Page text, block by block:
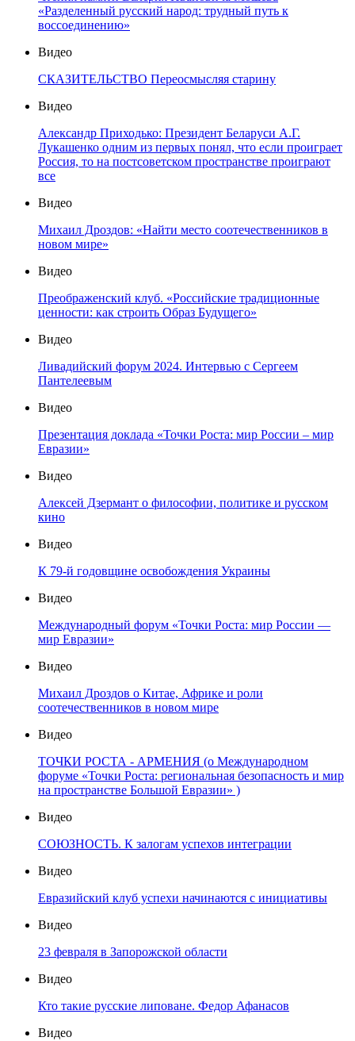
«Разделенный русский народ: трудный путь к
воссоединению»
Видео
СКАЗИТЕЛЬСТВО Переосмысляя старину
Видео
Александр Приходько: Президент Беларуси А.Г.
Лукашенко одним из первых понял, что если проиграет
Россия, то на постсоветском пространстве проиграют
все
Видео
Михаил Дроздов: «Найти место соотечественников в
новом мире»
Видео
Преображенский клуб. «Российские традиционные
ценности: как строить Образ Будущего»
Видео
Ливадийский форум 2024. Интервью с Сергеем
Пантелеевым
Видео
Презентация доклада «Точки Роста: мир России – мир
Евразии»
Видео
Алексей Дзермант о философии, политике и русском
кино
Видео
К 79-й годовщине освобождения Украины
Видео
Международный форум «Точки Роста: мир России —
мир Евразии»
Видео
Михаил Дроздов о Китае, Африке и роли
соотечественников в новом мире
Видео
ТОЧКИ РОСТА - АРМЕНИЯ (о Международном
форуме «Точки Роста: региональная безопасность и мир
на пространстве Большой Евразии» )
Видео
СОЮЗНОСТЬ. К залогам успехов интеграции
Видео
Евразийский клуб успехи начинаются с инициативы
Видео
23 февраля в Запорожской области
Видео
Кто такие русские липоване. Федор Афанасов
Видео